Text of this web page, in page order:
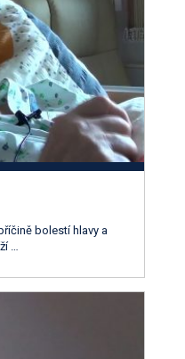
bolestí hlavy a
…